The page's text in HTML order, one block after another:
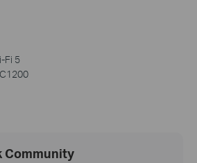
Fi 5
Community